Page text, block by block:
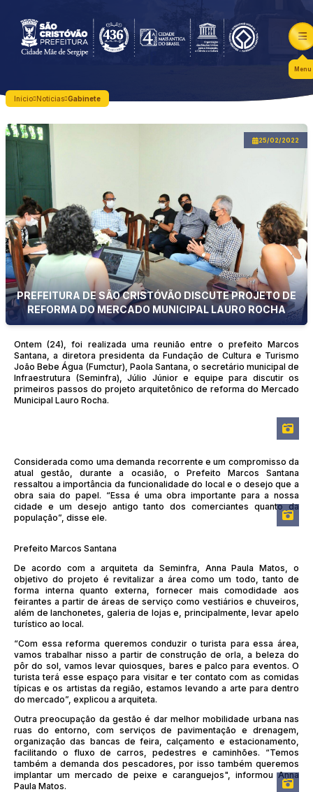
Menu
Início Notícias Gabinete
25/02/2022
PREFEITURA DE SÃO CRISTÓVÃO DISCUTE PROJETO DE
REFORMA DO MERCADO MUNICIPAL LAURO ROCHA
Ontem (24), foi realizada uma reunião entre o prefeito Marcos
Santana, a diretora presidenta da Fundação de Cultura e Turismo
João Bebe Água (Fumctur), Paola Santana, o secretário municipal de
Infraestrutura (Seminfra), Júlio Júnior e equipe para discutir os
primeiros passos do projeto arquitetônico de reforma do Mercado
Municipal Lauro Rocha.
Considerada como uma demanda recorrente e um compromisso da
atual gestão, durante a ocasião, o Prefeito Marcos Santana
ressaltou a importância da funcionalidade do local e o desejo que a
obra saia do papel. “Essa é uma obra importante para a nossa
cidade e um desejo antigo tanto dos comerciantes quanto da
população”, disse ele.
Prefeito Marcos Santana
De acordo com a arquiteta da Seminfra, Anna Paula Matos, o
objetivo do projeto é revitalizar a área como um todo, tanto de
forma interna quanto externa, fornecer mais comodidade aos
feirantes a partir de áreas de serviço como vestiários e chuveiros,
além de lanchonetes, galeria de lojas e, principalmente, levar apelo
turístico ao local.
“Com essa reforma queremos conduzir o turista para essa área,
vamos trabalhar nisso a partir de construção de orla, a beleza do
pôr do sol, vamos levar quiosques, bares e palco para eventos. O
turista terá esse espaço para visitar e ter contato com as comidas
típicas e os artistas da região, estamos levando a arte para dentro
do mercado”, explicou a arquiteta.
Outra preocupação da gestão é dar melhor mobilidade urbana nas
ruas do entorno, com serviços de pavimentação e drenagem,
organização das bancas de feira, calçamento e estacionamento,
facilitando o fluxo de carros, pedestres e caminhões. “Temos
também a demanda dos pescadores, por isso também queremos
implantar um mercado de peixe e caranguejos", informou Anna
Paula Matos.